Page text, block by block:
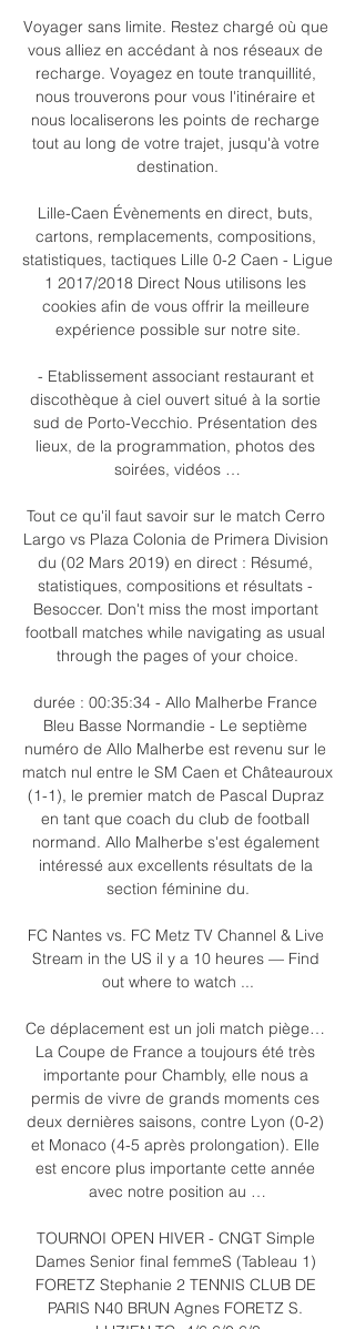
Voyager sans limite. Restez chargé où que
vous alliez en accédant à nos réseaux de
recharge. Voyagez en toute tranquillité,
nous trouverons pour vous l'itinéraire et
nous localiserons les points de recharge
tout au long de votre trajet, jusqu'à votre
destination.
Lille-Caen Évènements en direct, buts,
cartons, remplacements, compositions,
statistiques, tactiques Lille 0-2 Caen - Ligue
1 2017/2018 Direct Nous utilisons les
cookies afin de vous offrir la meilleure
expérience possible sur notre site.
- Etablissement associant restaurant et
discothèque à ciel ouvert situé à la sortie
sud de Porto-Vecchio. Présentation des
lieux, de la programmation, photos des
soirées, vidéos …
Tout ce qu'il faut savoir sur le match Cerro
Largo vs Plaza Colonia de Primera Division
du (02 Mars 2019) en direct : Résumé,
statistiques, compositions et résultats -
Besoccer. Don't miss the most important
football matches while navigating as usual
through the pages of your choice.
durée : 00:35:34 - Allo Malherbe France
Bleu Basse Normandie - Le septième
numéro de Allo Malherbe est revenu sur le
match nul entre le SM Caen et Châteauroux
(1-1), le premier match de Pascal Dupraz
en tant que coach du club de football
normand. Allo Malherbe s'est également
intéressé aux excellents résultats de la
section féminine du.
FC Nantes vs. FC Metz TV Channel & Live
Stream in the US il y a 10 heures — Find
out where to watch ...
Ce déplacement est un joli match piège…
La Coupe de France a toujours été très
importante pour Chambly, elle nous a
permis de vivre de grands moments ces
deux dernières saisons, contre Lyon (0-2)
et Monaco (4-5 après prolongation). Elle
est encore plus importante cette année
avec notre position au …
TOURNOI OPEN HIVER - CNGT Simple
Dames Senior final femmeS (Tableau 1)
FORETZ Stephanie 2 TENNIS CLUB DE
PARIS N40 BRUN Agnes FORETZ S.